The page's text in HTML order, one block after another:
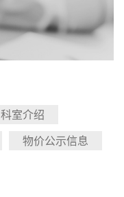
科室介绍
物价公示信息